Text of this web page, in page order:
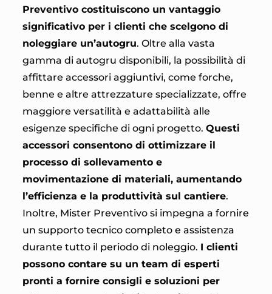
Preventivo costituiscono un vantaggio
significativo per i clienti che scelgono di
noleggiare un’autogru. Oltre alla vasta
gamma di autogru disponibili, la possibilità di
affittare accessori aggiuntivi, come forche,
benne e altre attrezzature specializzate, offre
maggiore versatilità e adattabilità alle
esigenze specifiche di ogni progetto. Questi
accessori consentono di ottimizzare il
processo di sollevamento e
movimentazione di materiali, aumentando
l’efficienza e la produttività sul cantiere.
Inoltre, Mister Preventivo si impegna a fornire
un supporto tecnico completo e assistenza
durante tutto il periodo di noleggio. I clienti
possono contare su un team di esperti
pronti a fornire consigli e soluzioni per